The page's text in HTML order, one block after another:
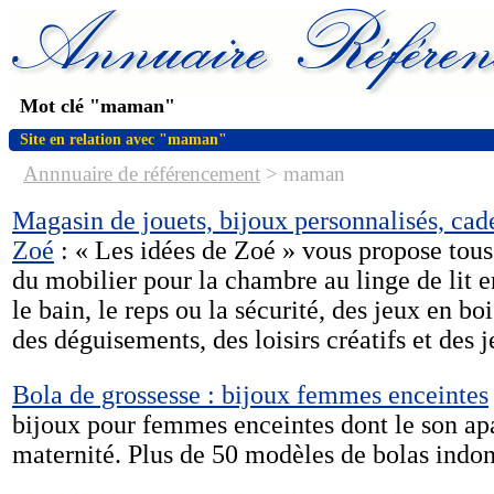
Mot clé "maman"
Site en relation avec "maman"
Annnuaire de référencement > maman
Magasin de jouets, bijoux personnalisés,
Zoé : « Les idées de Zoé » vous propose
du mobilier pour la chambre au linge de lit
le bain, le reps ou la sécurité, des jeux en
des déguisements, des loisirs créatifs et des
Bola de grossesse : bijoux femmes enceintes
bijoux pour femmes enceintes dont le son
maternité. Plus de 50 modèles de bolas